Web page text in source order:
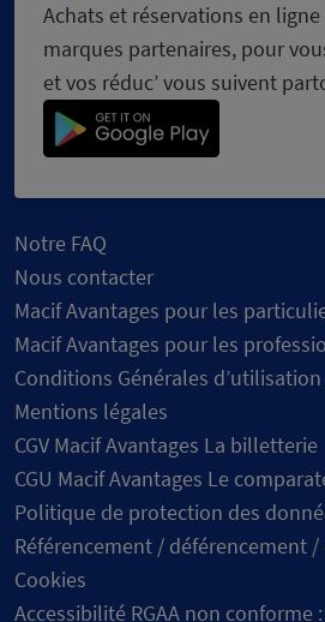
Achats et réservations en
marques partenaires, pour
et vos réduc’ vous suivent
Notre FAQ
Nous contacter
Macif Avantages pour les
Macif Avantages pour les
Conditions Générales d’utilisation
Mentions légales
CGV Macif Avantages La billetterie
CGU Macif Avantages Le
Politique de protection des
Référencement / déférencement
Cookies
Accessibilité RGAA non conforme